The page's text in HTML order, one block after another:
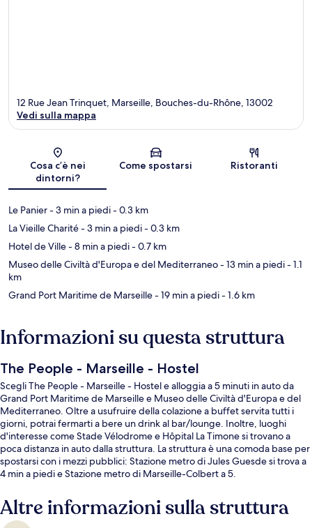
Mappa
12 Rue Jean Trinquet, Marseille, Bouches-du-Rhône, 13002
Vedi sulla mappa
Cosa c’è nei
dintorni?
Come spostarsi Ristoranti
Le Panier- 3 min a piedi- 0.3 km
La Vieille Charité- 3 min a piedi- 0.3 km
Hotel de Ville- 8 min a piedi- 0.7 km
Museo delle Civiltà d'Europa e del Mediterraneo- 13 min a piedi- 1.1
km
Grand Port Maritime de Marseille- 19 min a piedi- 1.6 km
Informazioni su questa struttura
The People - Marseille - Hostel
Scegli The People - Marseille - Hostel e alloggia a 5 minuti in auto da
Grand Port Maritime de Marseille e Museo delle Civiltà d'Europa e del
Mediterraneo. Oltre a usufruire della colazione a buffet servita tutti i
giorni, potrai fermarti a bere un drink al bar/lounge. Inoltre, luoghi
d'interesse come Stade Vélodrome e Hôpital La Timone si trovano a
poca distanza in auto dalla struttura. La struttura è una comoda base per
spostarsi con i mezzi pubblici: Stazione metro di Jules Guesde si trova a
4 min a piedi e Stazione metro di Marseille-Colbert a 5.
Altre informazioni sulla struttura